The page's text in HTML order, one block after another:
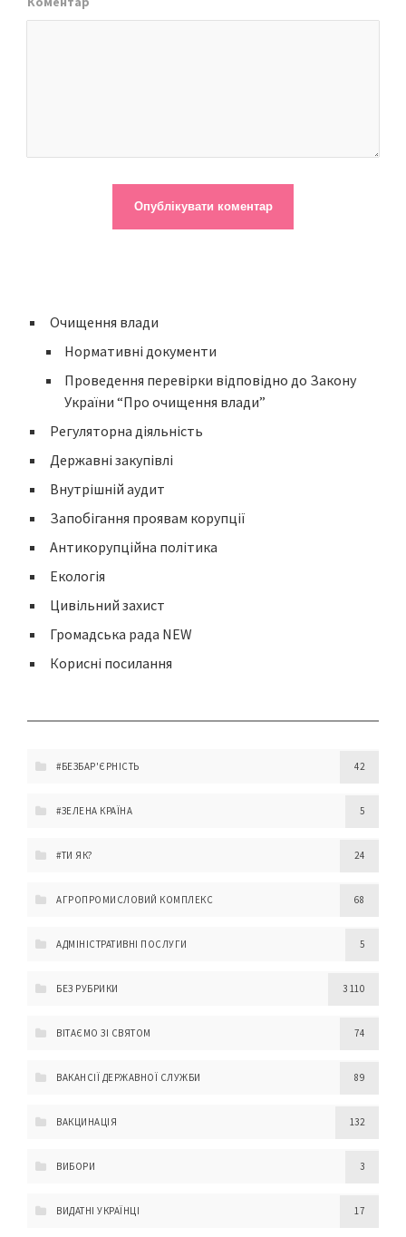
Очищення влади
Нормативні документи
Проведення перевірки відповідно до Закону
України “Про очищення влади”
Регуляторна діяльність
Державні закупівлі
Внутрішній аудит
Запобігання проявам корупції
Антикорупційна політика
Екологія
Цивільний захист
Громадська рада NEW
Корисні посилання
#БЕЗБАР'ЄРНІСТЬ 42
#ЗЕЛЕНА КРАЇНА 5
#ТИ ЯК? 24
АГРОПРОМИСЛОВИЙ КОМПЛЕКС 68
АДМІНІСТРАТИВНІ ПОСЛУГИ 5
БЕЗ РУБРИКИ 3 110
ВІТАЄМО ЗІ СВЯТОМ 74
ВАКАНСІЇ ДЕРЖАВНОЇ СЛУЖБИ 89
ВАКЦИНАЦІЯ 132
ВИБОРИ 3
ВИДАТНІ УКРАЇНЦІ 17